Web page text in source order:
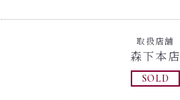
取扱店舗
森下本店
SOLD